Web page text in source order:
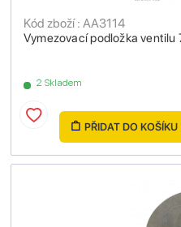
Vymezovací podložka ventilu
Kód zboží : AA3114
2 Skladem
PŘIDAT DO KOŠÍKU